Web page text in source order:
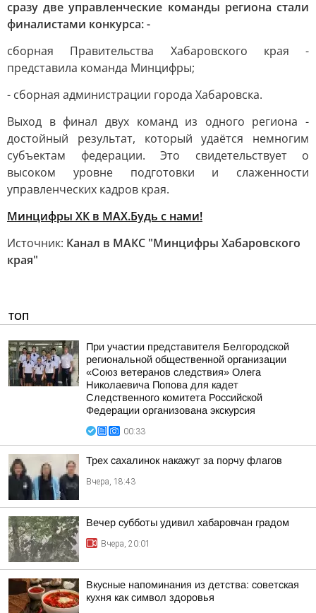
сразу две управленческие команды региона стали
финалистами конкурса: -
сборная Правительства Хабаровского края -
представила команда Минцифры;
- сборная администрации города Хабаровска.
Выход в финал двух команд из одного региона -
достойный результат, который удаётся немногим
субъектам федерации. Это свидетельствует о
высоком уровне подготовки и слаженности
управленческих кадров края.
Минцифры ХК в МАХ.Будь с нами!
Источник: Канал в МАКС "Минцифры Хабаровского
края"
ТОП
При участии представителя Белгородской
региональной общественной организации
«Союз ветеранов следствия» Олега
Николаевича Попова для кадет
Следственного комитета Российской
Федерации организована экскурсия
00:33
Трех сахалинок накажут за порчу флагов
Вчера, 18:43
Вечер субботы удивил хабаровчан градом
Вчера, 20:01
Вкусные напоминания из детства: советская
кухня как символ здоровья